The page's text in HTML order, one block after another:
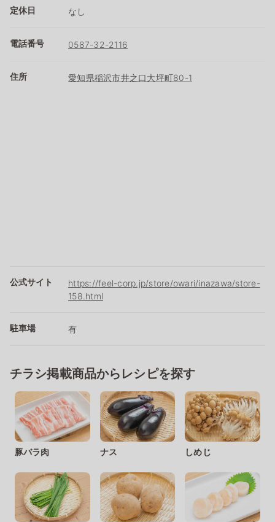
定休日 なし
電話番号 0587-32-2116
住所 愛知県稲沢市井之口大坪町80-1
公式サイト
https://feel-corp.jp/store/owari/inazawa/store-
158.html
駐車場 有
チラシ掲載商品からレシピを探す
豚バラ肉 ナス しめじ